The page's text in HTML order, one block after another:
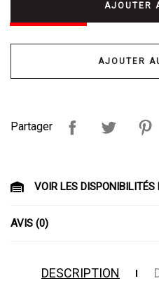
AJOUTER
Partager
VOIR LES
AVIS (0)
DESCRIPTION